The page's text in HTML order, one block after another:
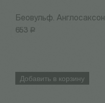
Беовульф.
653 Р
Добавить в корзину